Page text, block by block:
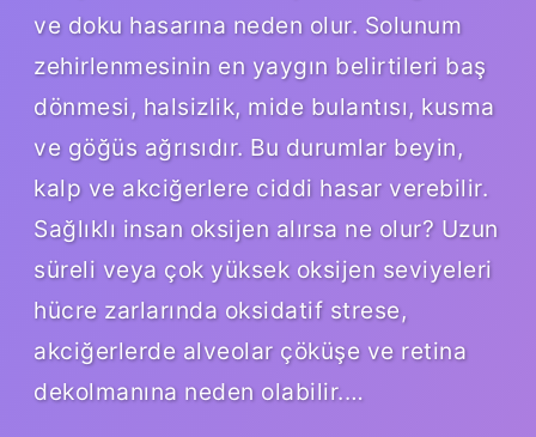
ve doku hasarına neden olur. Solunum
zehirlenmesinin en yaygın belirtileri baş
dönmesi, halsizlik, mide bulantısı, kusma
ve göğüs ağrısıdır. Bu durumlar beyin,
kalp ve akciğerlere ciddi hasar verebilir.
Sağlıklı insan oksijen alırsa ne olur? Uzun
süreli veya çok yüksek oksijen seviyeleri
hücre zarlarında oksidatif strese,
akciğerlerde alveolar çöküşe ve retina
dekolmanına neden olabilir.…